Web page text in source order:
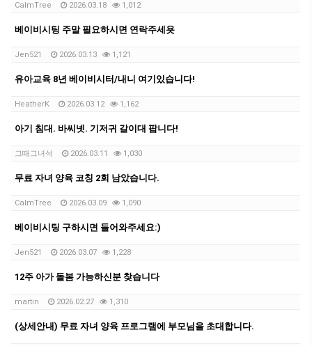
CalmTree 2026.03.18 1,012
베이비시팅 주말 필요하시면 연락주세욧
Jen521 2026.03.13 1,121
유아교육 8년 베이비시터/내니 여기있습니다!
HeatherK 2026.03.12 1,162
아기 침대. 바씨넷. 기저귀 갈이대 팝니다!
그때그녀석 2026.03.11 1,030
무료 자녀 양육 코칭 2회 남았습니다.
CalmTree 2026.03.09 1,090
베이비시팅 구하시면 들어와주세요:)
Jen521 2026.03.07 1,228
12주 아가 돌봄 가능하신분 찾습니다
martin 2026.02.27 1,310
(상세안내) 무료 자녀 양육 프로그램에 부모님을 초대합니다.